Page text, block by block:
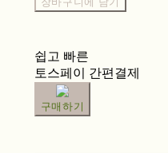
쉽고 빠른
토스페이 간편결제
구매하기